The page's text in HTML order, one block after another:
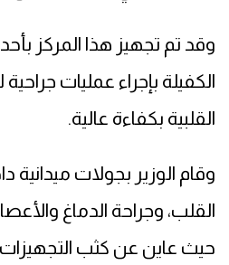
وقد تم تجهيز هذا المركز
الكفيلة بإجراء عمليات
القلبية بكفاءة عالية.
وقام الوزير بجولات ميدانية
القلب، وجراحة الدماغ
حيث عاين عن كثب التجهيزات